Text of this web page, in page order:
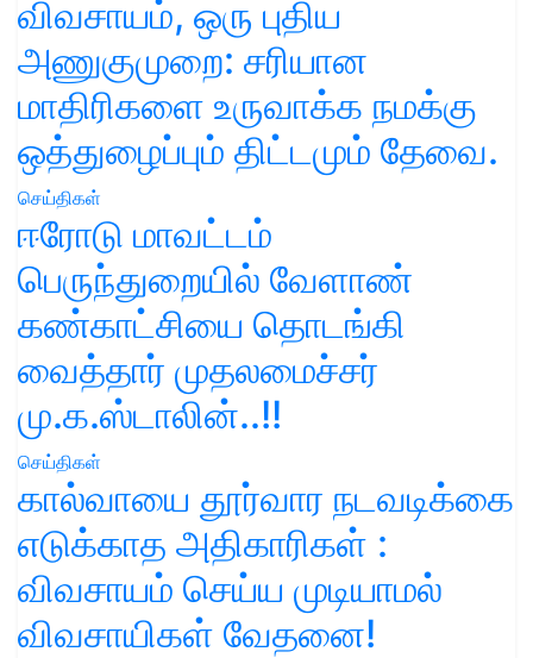
விவசாயம், ஒரு புதிய
அணுகுமுறை: சரியான
மாதிரிகளை உருவாக்க நமக்கு
ஒத்துழைப்பும் திட்டமும் தேவை.
செய்திகள்
ஈரோடு மாவட்டம்
பெருந்துறையில் வேளாண்
கண்காட்சியை தொடங்கி
வைத்தார் முதலமைச்சர்
மு.க.ஸ்டாலின்..!!
செய்திகள்
கால்வாயை தூர்வார நடவடிக்கை
எடுக்காத அதிகாரிகள் :
விவசாயம் செய்ய முடியாமல்
விவசாயிகள் வேதனை!